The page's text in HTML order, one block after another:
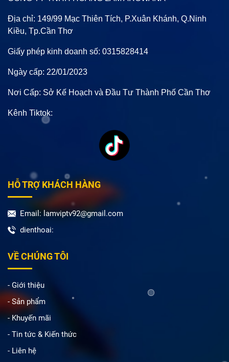
Địa chỉ: 149/99 Mạc Thiên Tích, P.Xuân Khánh, Q.Ninh
Kiều, Tp.Cần Thơ
Giấy phép kinh doanh số: 0315828414
Ngày cấp: 22/01/2023
Nơi Cấp: Sở Kế Hoạch và Đầu Tư Thành Phố Cần Thơ
Kênh Tiktok:
HỖ TRỢ KHÁCH HÀNG
Email: lamviptv92@gmail.com
dienthoai:
VỀ CHÚNG TÔI
- Giới thiệu
- Sản phẩm
- Khuyến mãi
- Tin tức & Kiến thức
- Liên hệ